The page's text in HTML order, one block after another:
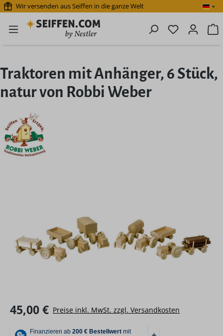
Zum Hauptinhalt springen
Wir versenden aus Seiffen in die ganze Welt
Du hast 0
Traktoren mit Anhänger, 6 Stück,
natur von Robbi Weber
Regulärer Preis:
45,00 € Preise inkl. MwSt. zzgl. Versandkosten